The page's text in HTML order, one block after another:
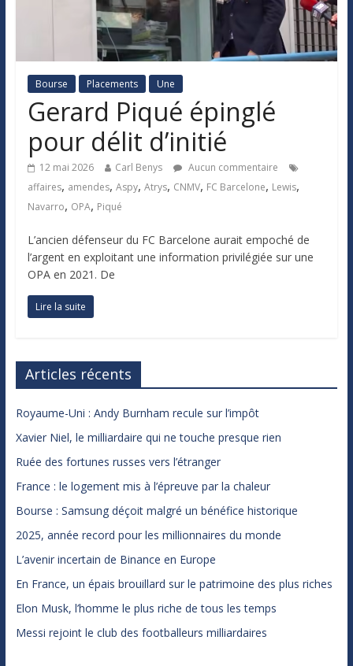
Bourse Placements Une
Gerard Piqué épinglé
pour délit d’initié
12 mai 2026 Carl Benys
Aucun commentaire
affaires, amendes, Aspy, Atrys, CNMV, FC Barcelone, Lewis,
Navarro, OPA, Piqué
L’ancien défenseur du FC Barcelone aurait empoché de
l’argent en exploitant une information privilégiée sur une
OPA en 2021. De
Lire la suite
Articles récents
Royaume-Uni : Andy Burnham recule sur l’impôt
Xavier Niel, le milliardaire qui ne touche presque rien
Ruée des fortunes russes vers l’étranger
France : le logement mis à l’épreuve par la chaleur
Bourse : Samsung déçoit malgré un bénéfice historique
2025, année record pour les millionnaires du monde
L’avenir incertain de Binance en Europe
En France, un épais brouillard sur le patrimoine des plus riches
Elon Musk, l’homme le plus riche de tous les temps
Messi rejoint le club des footballeurs milliardaires